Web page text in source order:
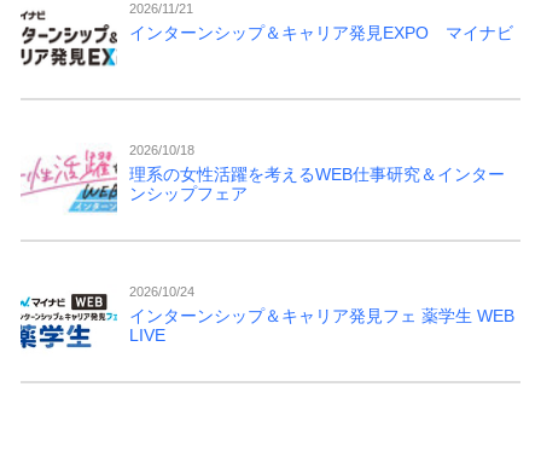
2026/11/21
インターンシップ＆キャリア発見EXPO マイナビ
2026/10/18
理系の女性活躍を考えるWEB仕事研究＆インター
ンシップフェア
2026/10/24
インターンシップ＆キャリア発見フェ 薬学生 WEB
LIVE